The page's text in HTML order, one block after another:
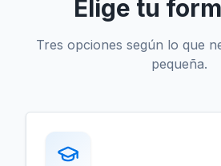
Elige tu
Tres opciones según lo que
pequeña.